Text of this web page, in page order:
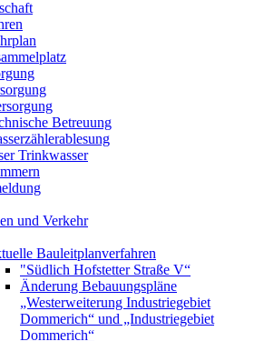
Betreuung
Trinkwasser
und Verkehr
Bauleitplanverfahren
"Südlich Hofstetter Straße V“
Änderung Bebauungspläne
„Westerweiterung Industriegebiet
Dommerich“ und „Industriegebiet
Dommerich“